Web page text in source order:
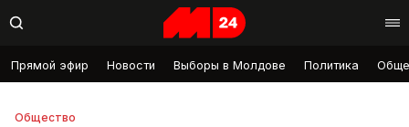
Прямой эфир Новости Выборы в Молдове Политика
Общество